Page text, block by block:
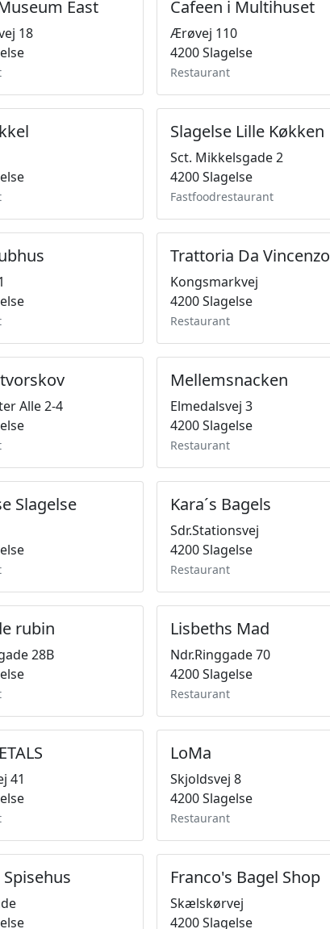
East
18
Cafeen i Multihuset
Ærøvej 110
4200 Slagelse
Restaurant
Slagelse Lille Køkken
Sct. Mikkelsgade 2
4200 Slagelse
Fastfoodrestaurant
Trattoria Da Vincenzo
Kongsmarkvej
4200 Slagelse
Restaurant
Alle 2-4
Mellemsnacken
Elmedalsvej 3
4200 Slagelse
Restaurant
Slagelse Kara´s Bagels
Sdr.Stationsvej
4200 Slagelse
Restaurant
rubin
28B
Lisbeths Mad
Ndr.Ringgade 70
4200 Slagelse
Restaurant
41
LoMa
Skjoldsvej 8
4200 Slagelse
Restaurant
Franco's Bagel Shop
Skælskørvej
4200 Slagelse